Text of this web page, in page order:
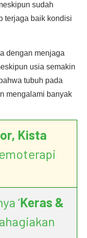
sudah
terjaga baik kondisi
dengan menjaga
usia semakin
tubuh pada
mengalami banyak
Kista
‘Keras &